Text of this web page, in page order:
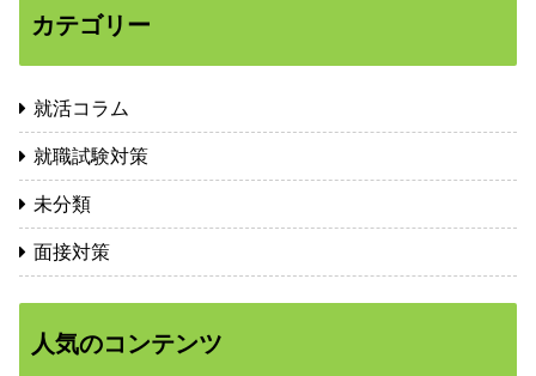
カテゴリー
就活コラム
就職試験対策
未分類
面接対策
人気のコンテンツ